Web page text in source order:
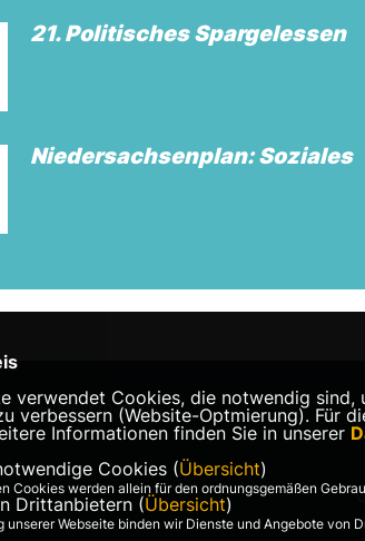
21. Politisches Spargelessen
Niedersachsenplan: Soziales
Gemeindeverbandes
verwendet Cookies, die notwendig
verbessern (Website-Optmierung). Für
Informationen finden Sie in unserer
Cookies (Übersicht)
Cookies werden allein für den ordnungsgemäßen
Drittanbietern (Übersicht)
unserer Webseite binden wir Dienste und Angebote von